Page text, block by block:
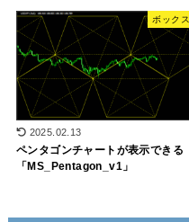
ボックス
2025.02.13
ペンタゴンチャートが表示できる
「MS_Pentagon_v1」